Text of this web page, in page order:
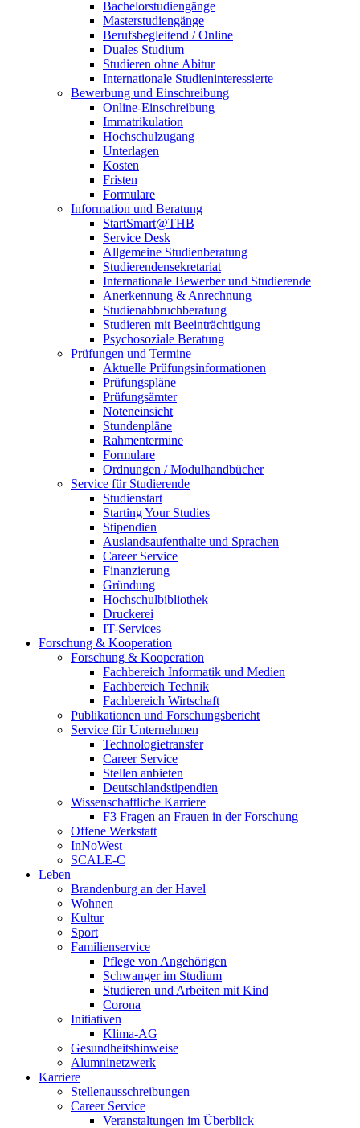
Bachelorstudiengänge
Masterstudiengänge
Berufsbegleitend / Online
Duales Studium
Studieren ohne Abitur
Internationale Studieninteressierte
Bewerbung und Einschreibung
Online-Einschreibung
Immatrikulation
Hochschulzugang
Unterlagen
Kosten
Fristen
Formulare
Information und Beratung
StartSmart@THB
Service Desk
Allgemeine Studienberatung
Studierendensekretariat
Internationale Bewerber und Studierende
Anerkennung & Anrechnung
Studienabbruchberatung
Studieren mit Beeinträchtigung
Psychosoziale Beratung
Prüfungen und Termine
Aktuelle Prüfungsinformationen
Prüfungspläne
Prüfungsämter
Noteneinsicht
Stundenpläne
Rahmentermine
Formulare
Ordnungen / Modulhandbücher
Service für Studierende
Studienstart
Starting Your Studies
Stipendien
Auslandsaufenthalte und Sprachen
Career Service
Finanzierung
Gründung
Hochschulbibliothek
Druckerei
IT-Services
Forschung & Kooperation
Forschung & Kooperation
Fachbereich Informatik und Medien
Fachbereich Technik
Fachbereich Wirtschaft
Publikationen und Forschungsbericht
Service für Unternehmen
Technologietransfer
Career Service
Stellen anbieten
Deutschlandstipendien
Wissenschaftliche Karriere
F3 Fragen an Frauen in der Forschung
Offene Werkstatt
InNoWest
SCALE-C
Leben
Brandenburg an der Havel
Wohnen
Kultur
Sport
Familienservice
Pflege von Angehörigen
Schwanger im Studium
Studieren und Arbeiten mit Kind
Corona
Initiativen
Klima-AG
Gesundheitshinweise
Alumninetzwerk
Karriere
Stellenausschreibungen
Career Service
Veranstaltungen im Überblick